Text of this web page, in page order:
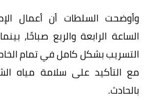
وأوضحت السلطات أن أعمال
الساعة الرابعة والربع صباحًا،
التسريب بشكل كامل في تمام
مع التأكيد على سلامة مياه
بالحادث.